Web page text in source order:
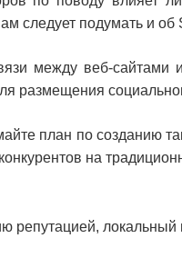
следует подумать и об
между веб-
размещения
план по созданию
на
репутацией, локальный